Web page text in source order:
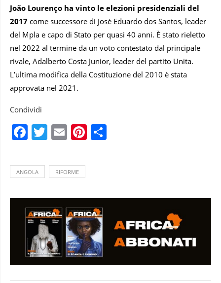
João Lourenço ha vinto le elezioni presidenziali del
2017 come successore di José Eduardo dos Santos, leader
del Mpla e capo di Stato per quasi 40 anni. È stato rieletto
nel 2022 al termine da un voto contestato dal principale
rivale, Adalberto Costa Junior, leader del partito Unita.
L’ultima modifica della Costituzione del 2010 è stata
approvata nel 2021.
Condividi
Facebook
Twitter
EmailPinterest
ANGOLA RIFORME